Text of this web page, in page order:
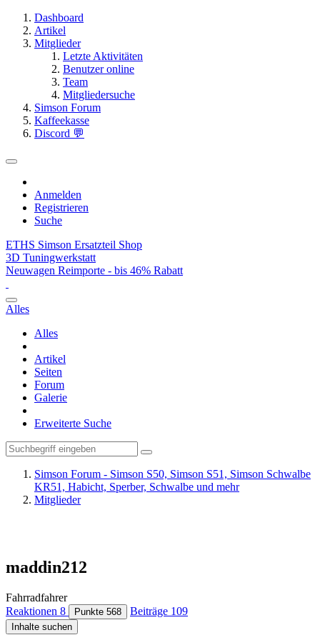
Dashboard
Artikel
Mitglieder
Letzte Aktivitäten
Benutzer online
Team
Mitgliedersuche
Simson Forum
Kaffeekasse
Discord 💬
Anmelden
Registrieren
Suche
ETHS Simson Ersatzteil Shop
3D Tuningwerkstatt
Neuwagen Reimporte - bis 46% Rabatt
Alles
Alles
Artikel
Seiten
Forum
Galerie
Erweiterte Suche
Simson Forum - Simson S50, Simson S51, Simson Schwalbe
KR51, Habicht, Sperber, Schwalbe und mehr
Mitglieder
maddin212
Fahrradfahrer
Reaktionen 8 Punkte 568 Beiträge 109
Inhalte suchen